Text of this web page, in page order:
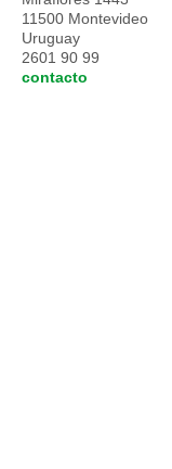
11500 Montevideo
Uruguay
2601 90 99
contacto